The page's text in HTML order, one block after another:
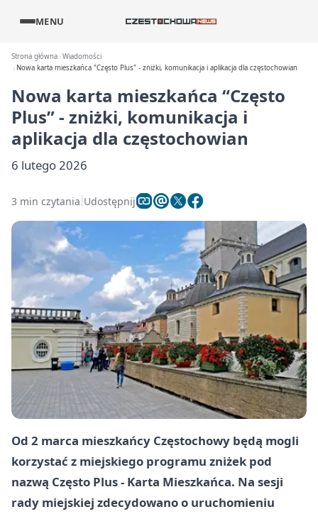
MENU
Strona główna Wiadomości
Nowa karta mieszkańca "Często Plus" - zniżki, komunikacja i aplikacja dla częstochowian
Nowa karta mieszkańca “Często
Plus” - zniżki, komunikacja i
aplikacja dla częstochowian
6 lutego 2026
3 min czytania Udostępnij
Od 2 marca mieszkańcy Częstochowy będą mogli
korzystać z miejskiego programu zniżek pod
nazwą Często Plus - Karta Mieszkańca. Na sesji
rady miejskiej zdecydowano o uruchomieniu